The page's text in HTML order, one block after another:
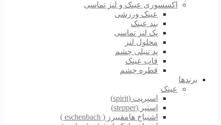
اکسسوری عینک و لنز تماسی
عینک ورزشی
بند عینک
پک لنز تماسی
محلول لنز
پد تنبلی چشم
قاب عینک
قطره چشم
برندها
عینک
اسپریت (spirit)
استپر (stepper)
اشنباخ هامفییرز ( eschenbach )